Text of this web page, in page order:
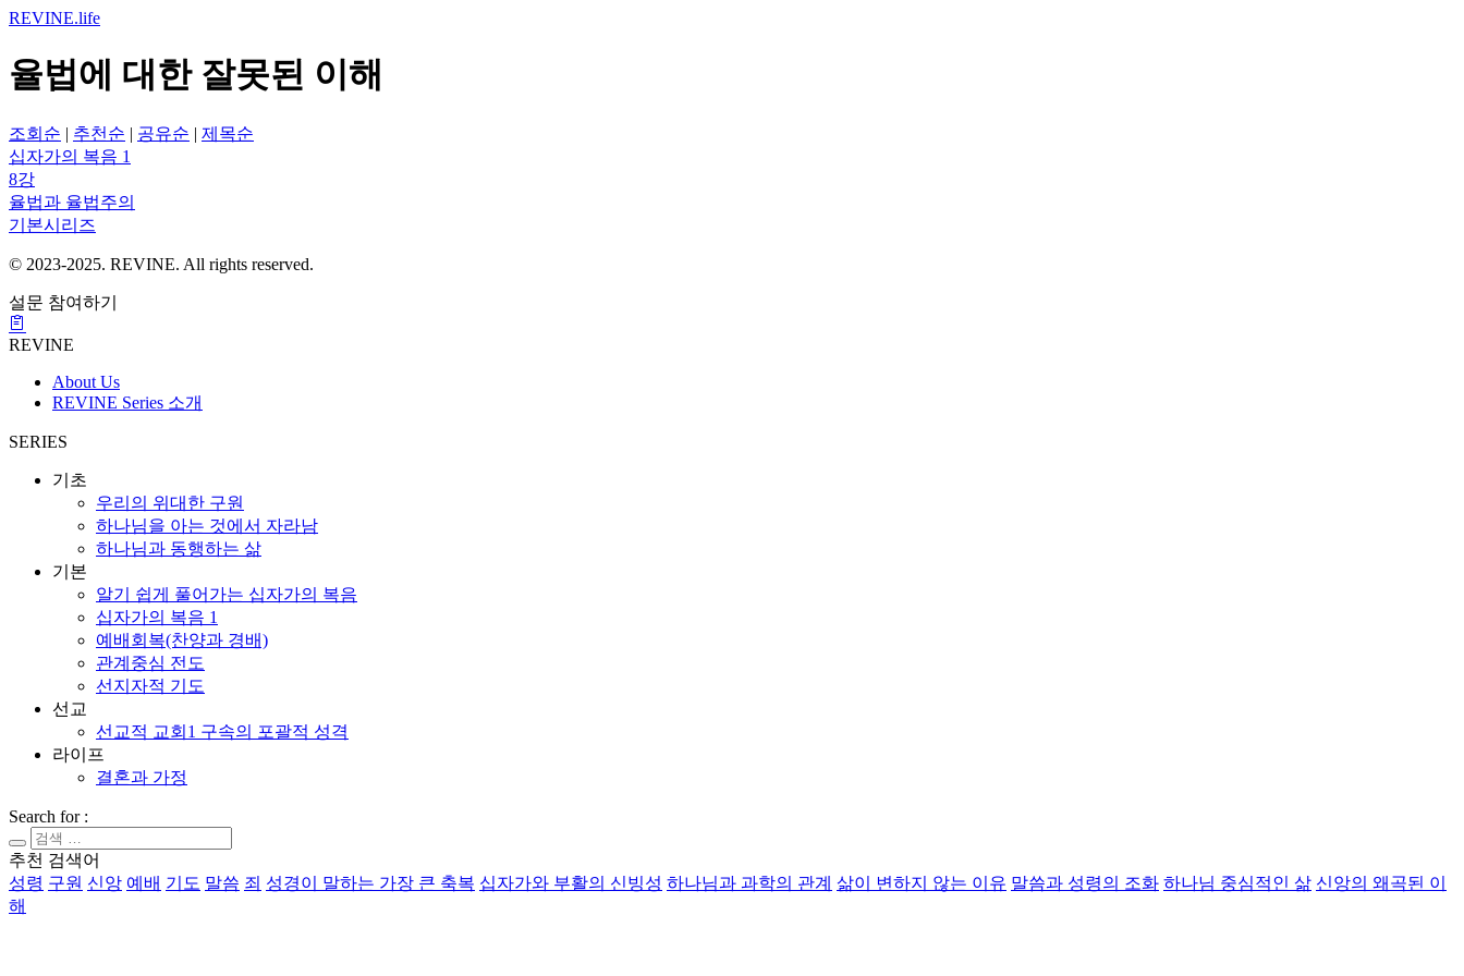
REVINE.life
율법에 대한 잘못된 이해
조회순 | 추천순 | 공유순 | 제목순
십자가의 복음 1
8강
율법과 율법주의
기본시리즈
© 2023-2025. REVINE. All rights reserved.
설문 참여하기
REVINE
About Us
REVINE Series 소개
SERIES
기초
우리의 위대한 구원
하나님을 아는 것에서 자라남
하나님과 동행하는 삶
기본
알기 쉽게 풀어가는 십자가의 복음
십자가의 복음 1
예배회복(찬양과 경배)
관계중심 전도
선지자적 기도
선교
선교적 교회1 구속의 포괄적 성격
라이프
결혼과 가정
Search for :
추천 검색어
성령 구원 신앙 예배 기도 말씀 죄 성경이 말하는 가장 큰 축복 십자가와 부활의 신빙성 하나님과 과학의 관계 삶이 변하지 않는 이유 말씀과 성령의 조화 하나님 중심적인 삶 신앙의 왜곡된 이
해